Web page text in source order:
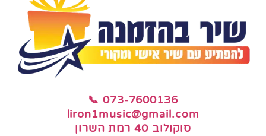
📞 073-7600136
liron1music@gmail.com
סוקולוב 40 רמת השרון